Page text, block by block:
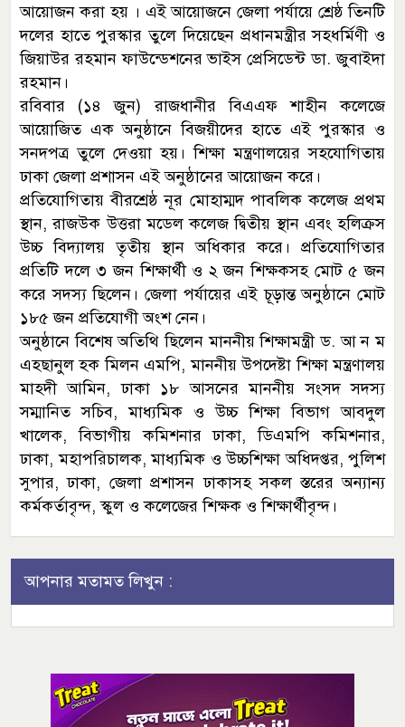
আয়োজন করা হয় । এই আয়োজনে জেলা পর্যায়ে শ্রেষ্ঠ তিনটি
দলের হাতে পুরস্কার তুলে দিয়েছেন প্রধানমন্ত্রীর সহধর্মিণী ও
জিয়াউর রহমান ফাউন্ডেশনের ভাইস প্রেসিডেন্ট ডা. জুবাইদা
রহমান।
রবিবার (১৪ জুন) রাজধানীর বিএএফ শাহীন কলেজে
আয়োজিত এক অনুষ্ঠানে বিজয়ীদের হাতে এই পুরস্কার ও
সনদপত্র তুলে দেওয়া হয়। শিক্ষা মন্ত্রণালয়ের সহযোগিতায়
ঢাকা জেলা প্রশাসন এই অনুষ্ঠানের আয়োজন করে।
প্রতিযোগিতায় বীরশ্রেষ্ঠ নূর মোহাম্মদ পাবলিক কলেজ প্রথম
স্থান, রাজউক উত্তরা মডেল কলেজ দ্বিতীয় স্থান এবং হলিক্রস
উচ্চ বিদ্যালয় তৃতীয় স্থান অধিকার করে। প্রতিযোগিতার
প্রতিটি দলে ৩ জন শিক্ষার্থী ও ২ জন শিক্ষকসহ মোট ৫ জন
করে সদস্য ছিলেন। জেলা পর্যায়ের এই চূড়ান্ত অনুষ্ঠানে মোট
১৮৫ জন প্রতিযোগী অংশ নেন।
অনুষ্ঠানে বিশেষ অতিথি ছিলেন মাননীয় শিক্ষামন্ত্রী ড. আ ন ম
এহছানুল হক মিলন এমপি, মাননীয় উপদেষ্টা শিক্ষা মন্ত্রণালয়
মাহদী আমিন, ঢাকা ১৮ আসনের মাননীয় সংসদ সদস্য
সম্মানিত সচিব, মাধ্যমিক ও উচ্চ শিক্ষা বিভাগ আবদুল
খালেক, বিভাগীয় কমিশনার ঢাকা, ডিএমপি কমিশনার,
ঢাকা, মহাপরিচালক, মাধ্যমিক ও উচ্চশিক্ষা অধিদপ্তর, পুলিশ
সুপার, ঢাকা, জেলা প্রশাসন ঢাকাসহ সকল স্তরের অন্যান্য
কর্মকর্তাবৃন্দ, স্কুল ও কলেজের শিক্ষক ও শিক্ষার্থীবৃন্দ।
আপনার মতামত লিখুন :